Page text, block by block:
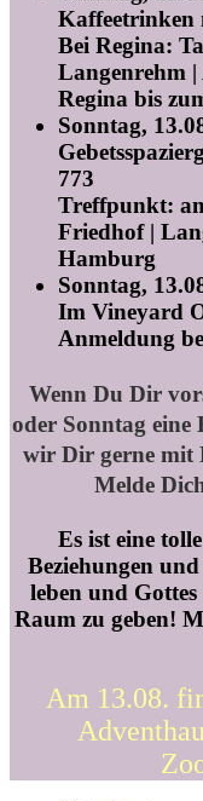
Kaffeetrinken
Bei Regina:
Langenrehm
Regina bis
Sonntag, 13
773
Treffpunkt:
Friedhof |
Hamburg
Sonntag, 13
Im Vineyard
Anmeldung
Wenn Du Dir
oder Sonntag eine
wir Dir gerne mit
Melde
Es ist eine
Beziehungen
leben und
Raum zu geben!
Am 13.08.